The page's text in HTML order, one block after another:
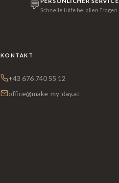
💬 Schnelle Hilfe bei allen Fragen
KONTAKT
+43 676 740 55 12
office@make-my-day.at